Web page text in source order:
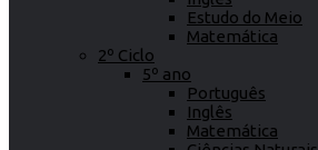
Estudo do Meio
Matemática
2º Ciclo
5º ano
Português
Inglês
Matemática